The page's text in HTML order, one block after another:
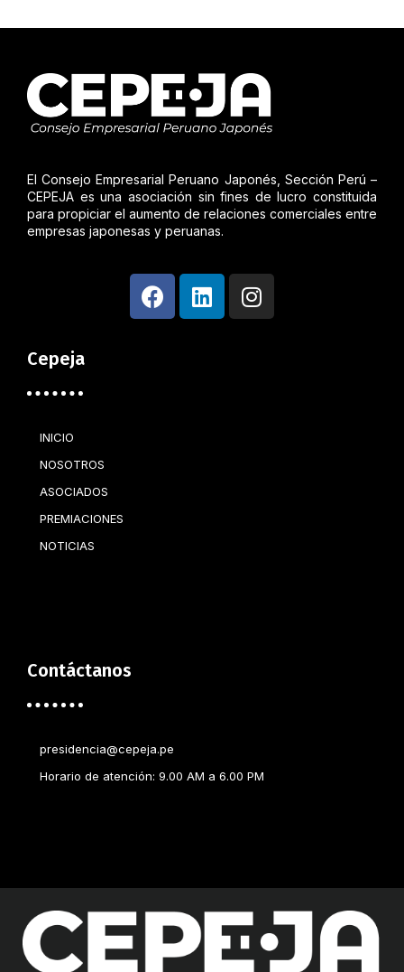
El Consejo Empresarial Peruano Japonés, Sección Perú –
CEPEJA es una asociación sin fines de lucro constituida
para propiciar el aumento de relaciones comerciales entre
empresas japonesas y peruanas.
Cepeja
INICIO
NOSOTROS
ASOCIADOS
PREMIACIONES
NOTICIAS
Contáctanos
presidencia@cepeja.pe
Horario de atención: 9.00 AM a 6.00 PM